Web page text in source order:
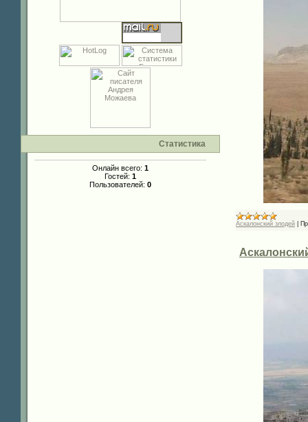
Статистика
Онлайн всего: 1
Гостей: 1
Пользователей: 0
Аскалонский злодей